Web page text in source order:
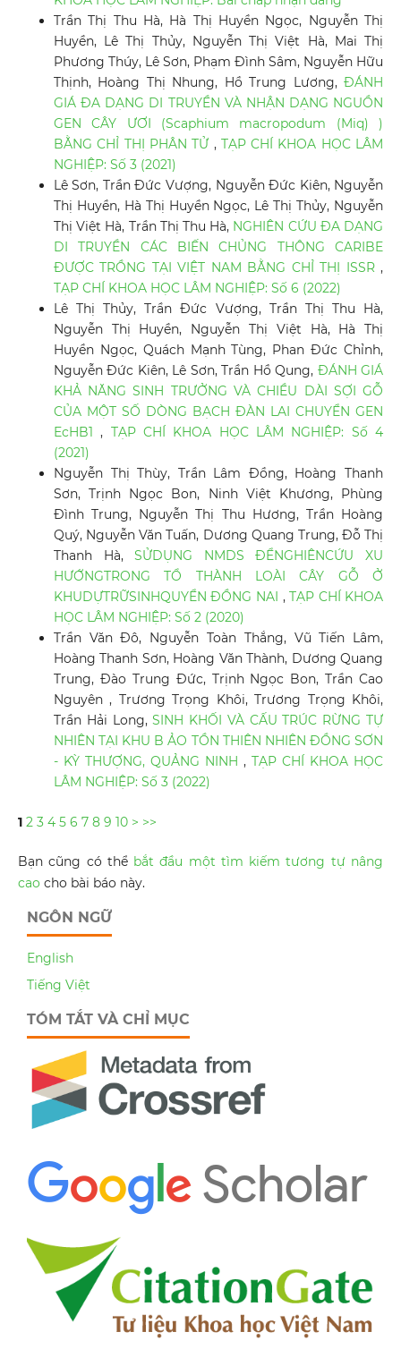
Trần Thị Thu Hà, Hà Thị Huyền Ngọc, Nguyễn Thị
Huyền, Lê Thị Thủy, Nguyễn Thị Việt Hà, Mai Thị
Phương Thúy, Lê Sơn, Phạm Đình Sâm, Nguyễn Hữu
Thịnh, Hoàng Thị Nhung, Hồ Trung Lương,ĐÁNH
GIÁ ĐA DẠNG DI TRUYỀN VÀ NHẬN DẠNG NGUỒN
GEN CÂY ƯƠI (Scaphium macropodum (Miq) )
BẰNG CHỈ THỊ PHÂN TỬ , TẠP CHÍ KHOA HỌC LÂM
NGHIỆP: Số 3 (2021)
Lê Sơn, Trần Đức Vượng, Nguyễn Đức Kiên, Nguyễn
Thị Huyền, Hà Thị Huyền Ngọc, Lê Thị Thủy, Nguyễn
Thị Việt Hà, Trần Thị Thu Hà, NGHIÊN CỨU ĐA DẠNG
DI TRUYỀN CÁC BIẾN CHỦNG THÔNG CARIBE
ĐƯỢC TRỒNG TẠI VIỆT NAM BẰNG CHỈ THỊ ISSR,
TẠP CHÍ KHOA HỌC LÂM NGHIỆP: Số 6 (2022)
Lê Thị Thủy, Trần Đức Vượng, Trần Thị Thu Hà,
Nguyễn Thị Huyền, Nguyễn Thị Việt Hà, Hà Thị
Huyền Ngọc, Quách Mạnh Tùng, Phan Đức Chỉnh,
Nguyễn Đức Kiên, Lê Sơn, Trần Hồ Qung, ĐÁNH GIÁ
KHẢ NĂNG SINH TRƯỞNG VÀ CHIỀU DÀI SỢI GỖ
CỦA MỘT SỐ DÒNG BẠCH ĐÀN LAI CHUYỂN GEN
EcHB1, TẠP CHÍ KHOA HỌC LÂM NGHIỆP: Số 4
(2021)
Nguyễn Thị Thùy, Trần Lâm Đồng, Hoàng Thanh
Sơn, Trịnh Ngọc Bon, Ninh Việt Khương, Phùng
Đình Trung, Nguyễn Thị Thu Hương, Trần Hoàng
Quý, Nguyễn Văn Tuấn, Dương Quang Trung, Đỗ Thị
Thanh Hà,SỬDỤNG NMDS ĐỂNGHIÊNCỨU XU
HƯỚNGTRONG TỔ THÀNH LOÀI CÂY GỖ Ở
KHUDỰTRỮSINHQUYỂN ĐỒNG NAI ,TẠP CHÍ KHOA
HỌC LÂM NGHIỆP: Số 2 (2020)
Trần Văn Đô, Nguyễn Toàn Thắng, Vũ Tiến Lâm,
Hoàng Thanh Sơn, Hoàng Văn Thành, Dương Quang
Trung, Đào Trung Đức, Trịnh Ngọc Bon, Trần Cao
Nguyên , Trương Trọng Khôi, Trương Trọng Khôi,
Trần Hải Long,SINH KHỐI VÀ CẤU TRÚC RỪNG TỰ
NHIÊN TẠI KHU B ẢO TỒN THIÊN NHIÊN ĐỒNG SƠN
- KỲ THƯỢNG, QUẢNG NINH,TẠP CHÍ KHOA HỌC
LÂM NGHIỆP: Số 3 (2022)
1 2 3 4 5 6 7 8 9 10 > >>
Bạn cũng có thể bắt đầu một tìm kiếm tương tự nâng
cao cho bài báo này.
NGÔN NGỮ
English
Tiếng Việt
TÓM TẮT VÀ CHỈ MỤC